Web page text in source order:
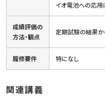
イオ電池への応用
成績評価の
方法・観点
定期試験の結果か
履修要件 特になし
関連講義